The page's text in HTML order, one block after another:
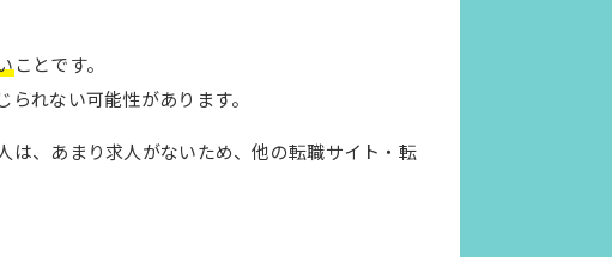
ことです。
れない可能性があります。
は、あまり求人がないため、他の転職サイト・転